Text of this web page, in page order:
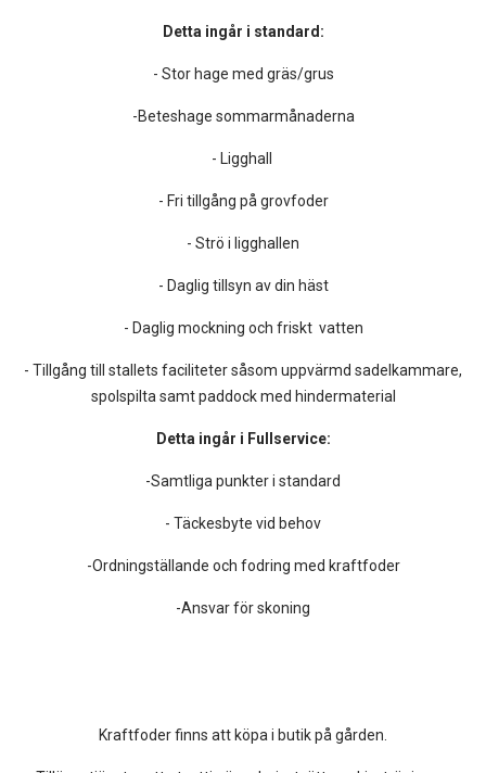
Detta ingår i standard:
- Stor hage med gräs/grus
-Beteshage sommarmånaderna
- Ligghall
- Fri tillgång på grovfoder
- Strö i ligghallen
- Daglig tillsyn av din häst
- Daglig mockning och friskt vatten
- Tillgång till stallets faciliteter såsom uppvärmd sadelkammare,
spolspilta samt paddock med hindermaterial
Detta ingår i Fullservice:
-Samtliga punkter i standard
- Täckesbyte vid behov
-Ordningställande och fodring med kraftfoder
-Ansvar för skoning
Kraftfoder finns att köpa i butik på gården.